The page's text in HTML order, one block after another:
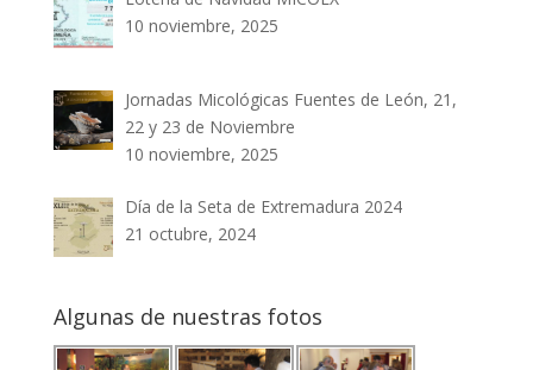
10 noviembre, 2025
Jornadas Micológicas Fuentes de León, 21,
22 y 23 de Noviembre
10 noviembre, 2025
Día de la Seta de Extremadura 2024
21 octubre, 2024
Algunas de nuestras fotos